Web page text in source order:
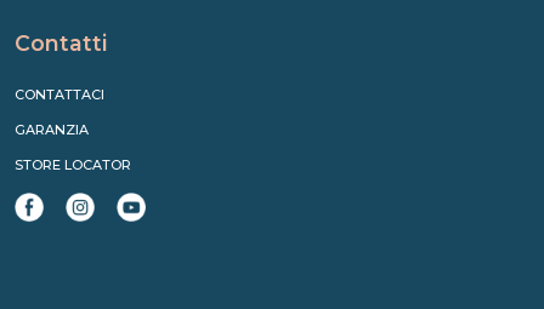
Contatti
CONTATTACI
GARANZIA
STORE LOCATOR